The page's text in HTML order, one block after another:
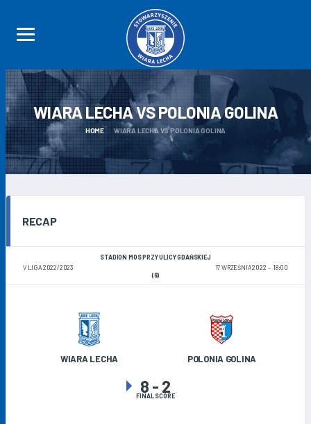
WIARA LECHA VS POLONIAGOLINA
HOME WIARA LECHA VS POLONIA GOLINA
RECAP
V LIGA 2022/2023
STADION MOS PRZY ULICY GDAŃSKIEJ
17 WRZEŚNIA 2022
18:00
(6)
WIARA LECHA POLONIA GOLINA
8 - 2
FINAL SCORE